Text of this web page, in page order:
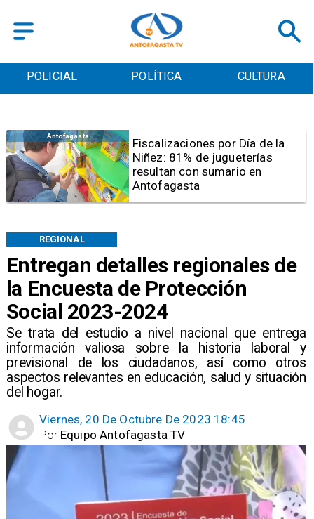
POLICIAL POLÍTICA CULTURA
Entregan detalles regionales de
la Encuesta de Protección
Social 2023-2024
​Se trata del estudio a nivel nacional que entrega
información valiosa sobre la historia laboral y
previsional de los ciudadanos, así como otros
aspectos relevantes en educación, salud y situación
del hogar.
REGIONAL
Viernes, 20 De Octubre De 2023 18:45
Equipo Antofagasta TV
Por
Antofagasta
Tribunal frena opción de pena
mixta para Karen Rojo por ahora